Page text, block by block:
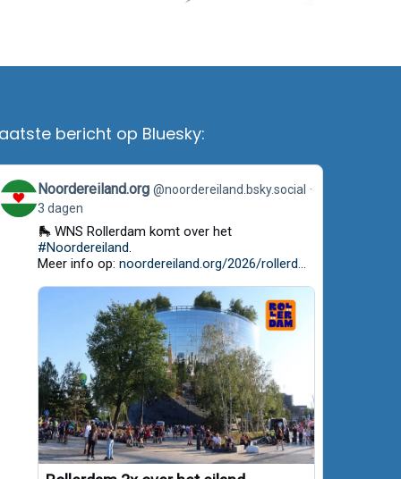
bericht op Bluesky:
Noordereiland.org @noordereiland.bsky.social
3 dagen
🛼 WNS Rollerdam komt over het
#Noordereiland.
Meer info op: noordereiland.org/2026/rollerd...